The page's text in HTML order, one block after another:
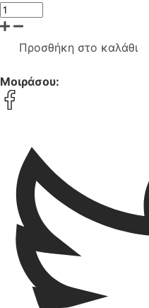
Προσθήκη στο καλάθι
Μοιράσου: